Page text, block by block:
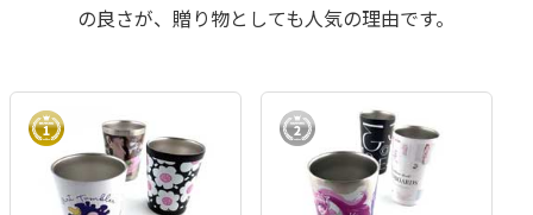
の良さが、贈り物としても人気の理由です。